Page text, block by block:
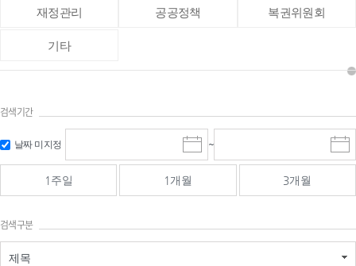
재정관리 공공정책 복권위원회
기타
검색기간
날짜 미지정
시
작
일
선
~
종
료
선
1주일 1개월 3개월
검색구분
제목